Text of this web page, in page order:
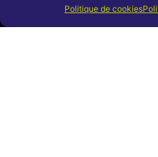
Politique de cookies